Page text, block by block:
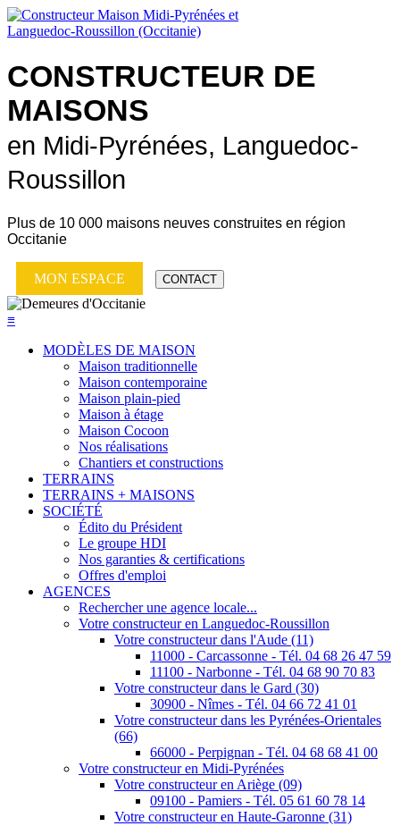
CONSTRUCTEUR DE
MAISONS
en Midi-Pyrénées, Languedoc-
Roussillon
Plus de 10 000 maisons neuves construites en région
Occitanie
MON ESPACE CONTACT
≡
MODÈLES DE MAISON
Maison traditionnelle
Maison contemporaine
Maison plain-pied
Maison à étage
Maison Cocoon
Nos réalisations
Chantiers et constructions
TERRAINS
TERRAINS + MAISONS
SOCIÉTÉ
Édito du Président
Le groupe HDI
Nos garanties & certifications
Offres d'emploi
AGENCES
Rechercher une agence locale...
Votre constructeur en Languedoc-Roussillon
Votre constructeur dans l'Aude (11)
11000 - Carcassonne - Tél. 04 68 26 47 59
11100 - Narbonne - Tél. 04 68 90 70 83
Votre constructeur dans le Gard (30)
30900 - Nîmes - Tél. 04 66 72 41 01
Votre constructeur dans les Pyrénées-Orientales
(66)
66000 - Perpignan - Tél. 04 68 68 41 00
Votre constructeur en Midi-Pyrénées
Votre constructeur en Ariège (09)
09100 - Pamiers - Tél. 05 61 60 78 14
Votre constructeur en Haute-Garonne (31)